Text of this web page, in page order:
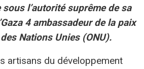
l’autorité suprême de sa
4 ambassadeur de la paix
Nations Unies (ONU).
artisans du développement